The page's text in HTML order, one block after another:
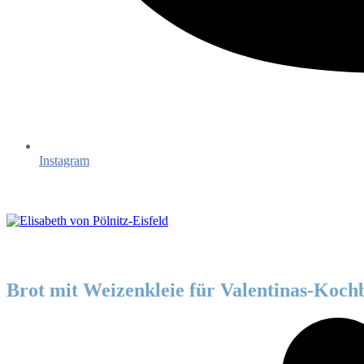
Instagram
Brot mit Weizenkleie für Valentinas-